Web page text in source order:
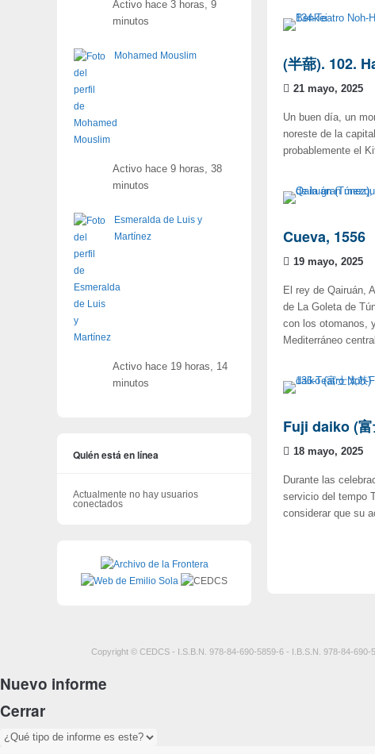
(半蔀). 102.
21 mayo, 2025
Un buen día, un
noreste de la
probablemente el
Cueva, 1556
19 mayo, 2025
El rey de Qairuán,
de La Goleta de
con los otomanos,
Mediterráneo
Fuji daiko (
18 mayo, 2025
Durante las
servicio del tempo
considerar que su
Activo hace 3 horas, 9
minutos
Mohamed Mouslim
Activo hace 9 horas, 38
minutos
Esmeralda de Luis y
Martínez
Activo hace 19 horas, 14
minutos
Quién está en línea
Actualmente no hay usuarios
conectados
Copyright © CEDCS - I.S.B.N. 978-84-690-5859-6 - I.B.S.N. 978-84-690-
Nuevo informe
Cerrar